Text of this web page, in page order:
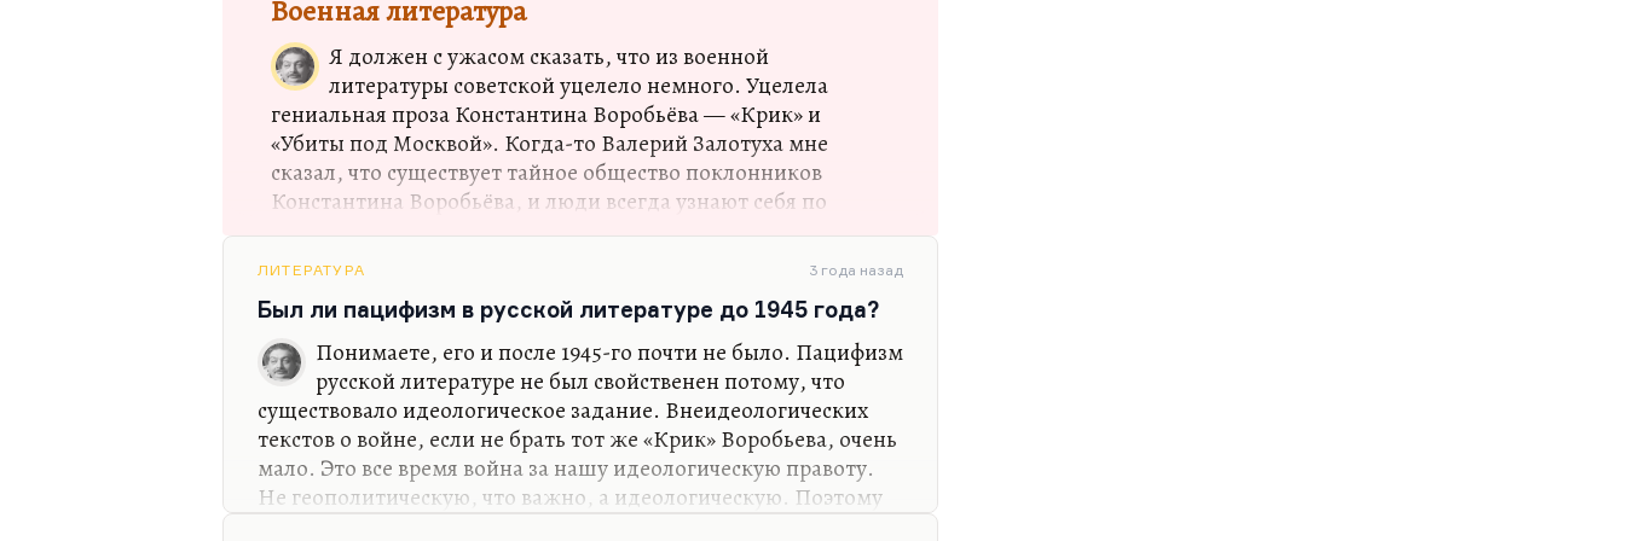
литература — то, что я на лекции про советских военных
поэтов назвал когда-то «советской самурайской…
Военная литература
Я должен с ужасом сказать, что из военной
литературы советской уцелело немного. Уцелела
гениальная проза Константина Воробьёва — «Крик» и
«Убиты под Москвой». Когда-то Валерий Залотуха мне
сказал, что существует тайное общество поклонников
Константина Воробьёва, и люди всегда узнают себя по
этому критерию. Царствие ему небесное. Залотуха был
абсолютно прав. И мы с ним по этой же причине
подружились. Константин Воробьёв — это один из самых
сильных русских писателей, при этом удивительно
ироничных, культурных и удивительно, конечно,
пластически убедительных. Потому что то, что он написал о
войне, в частности в романе «Это мы, Господи!», в
абсолютно юношеском, написанном ещё во время войны
по…
ЛИТЕРАТУРА 3 года назад
Был ли пацифизм в русской литературе до 1945 года?
Понимаете, его и после 1945-го почти не было. Пацифизм
русской литературе не был свойственен потому, что
существовало идеологическое задание. Внеидеологических
текстов о войне, если не брать тот же «Крик» Воробьева, очень
мало. Это все время война за нашу идеологическую правоту.
Не геополитическую, что важно, а идеологическую. Поэтому